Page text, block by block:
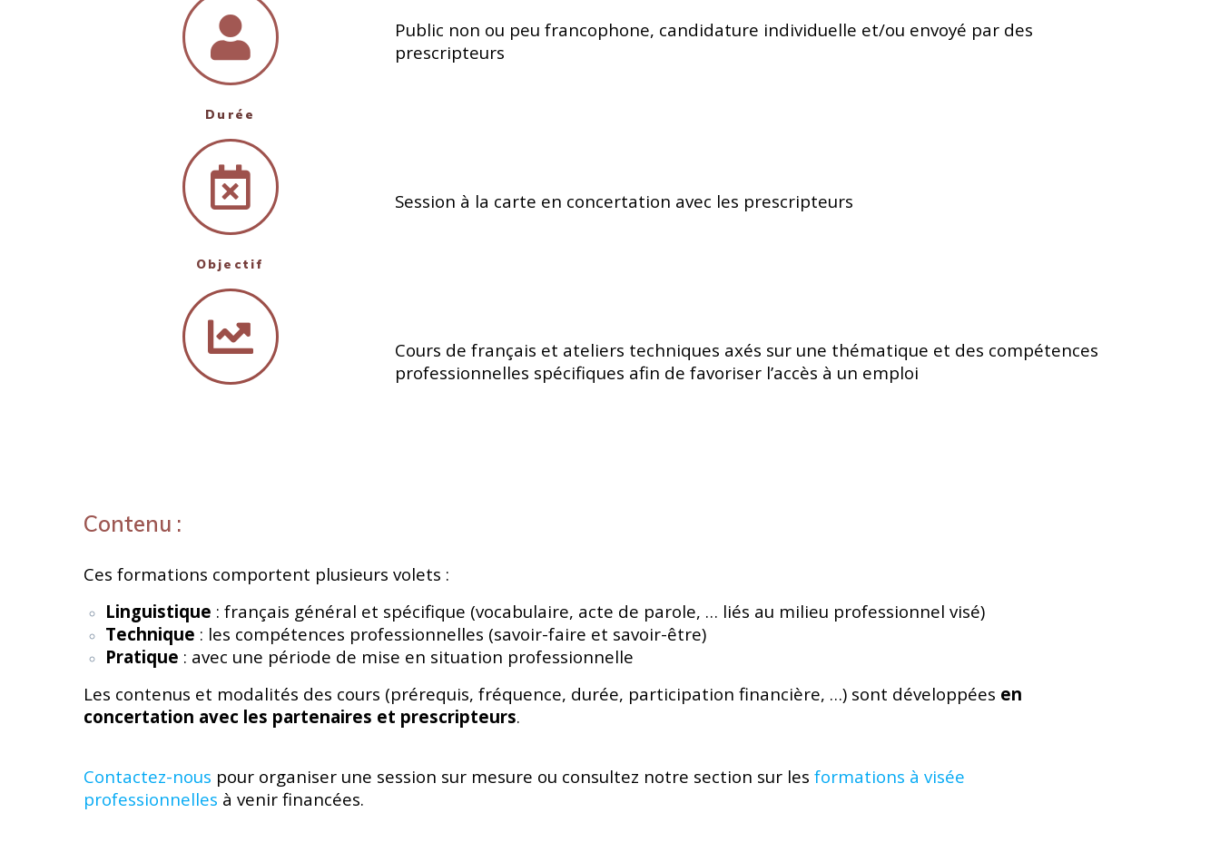
Durée
Objectif
Public non ou peu francophone, candidature individuelle et/ou envoyé par des
prescripteurs
Session à la carte en concertation avec les prescripteurs
Cours de français et ateliers techniques axés sur une thématique et des compétences
professionnelles spécifiques afin de favoriser l’accès à un emploi
Contenu :
Ces formations comportent plusieurs volets :
Linguistique : français général et spécifique (vocabulaire, acte de parole, … liés au milieu professionnel visé)
Technique : les compétences professionnelles (savoir-faire et savoir-être)
Pratique : avec une période de mise en situation professionnelle
Les contenus et modalités des cours (prérequis, fréquence, durée, participation financière, …) sont développées en
concertation avec les partenaires et prescripteurs.
Contactez-nous pour organiser une session sur mesure ou consultez notre section sur lesformations à visée
professionnelles à venir financées.